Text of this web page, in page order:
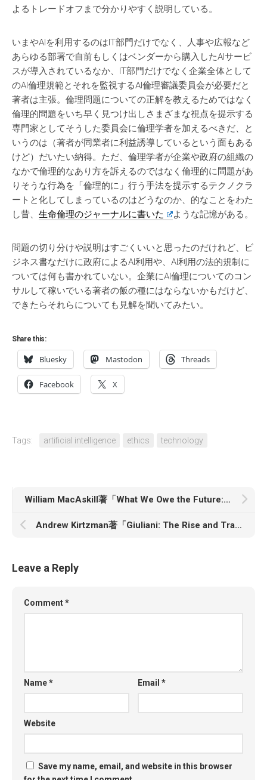
よるトレードオフまで分かりやすく説明している。
いまやAIを利用するのはIT部門だけでなく、人事や広報など
あらゆる部署で自前もしくはベンダーから購入したAIサービ
スが導入されているなか、IT部門だけでなく企業全体として
のAI倫理規範とそれを監視するAI倫理審議委員会が必要だと
著者は主張。倫理問題についての正解を教えるためではなく
倫理的問題をいち早く見つけ出しさまざまな視点を提示する
専門家としてそうした委員会に倫理学者を加えるべきだ、と
いうのは（著者が同業者に利益誘導しているという面もある
けど）だいたい納得。ただ、倫理学者が企業や政府の組織の
なかで倫理的なあり方を訴えるのではなく倫理的に問題があ
りそうな行為を「倫理的に」行う手法を提示するテクノクラ
ートと化してしまっているのはどうなのか、的なことをわた
し昔、 生命倫理のジャーナルに書いた ような記憶がある。
問題の切り分けや説明はすごくいいと思ったのだけれど、ビ
ジネス書なだけに政府によるAI利用や、AI利用の法的規制に
ついては何も書かれていない。企業にAI倫理についてのコン
サルして稼いでいる著者の飯の種にはならないかもだけど、
できたらそれらについても見解を聞いてみたい。
Share this:
Bluesky Mastodon Threads
Facebook X
Tags: artificial intelligence ethics technology
William MacAskill著「What We Owe the Future: A Million-Year View」
Andrew Kirtzman著「Giuliani: The Rise and Tragic Fall of America’s Mayor」
Leave a Reply
Comment*
Name* Email*
Website
Save my name, email, and website in this browser